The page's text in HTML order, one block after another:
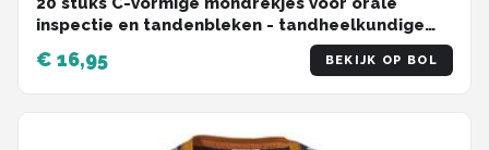
inspectie en tandenbleken - tandheelkundige
mondopener voor gezelschapsspelletjes
€ 16,95 BEKIJK OP BOL